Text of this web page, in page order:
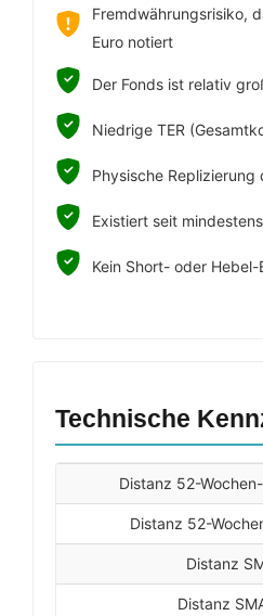
Fremdwährungsrisiko,
Euro notiert
Der Fonds ist relativ
Niedrige TER
Physische Replizierung
Existiert seit
Kein Short- oder Hebel-
Technische
Distanz 52-
Distanz 52-
Distanz
Distanz